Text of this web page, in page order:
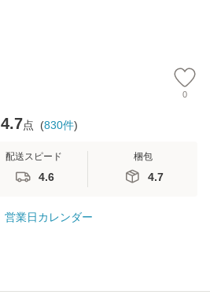
0
4.7点 (830件)
配送スピード
4.6
梱包
4.7
営業日カレンダー